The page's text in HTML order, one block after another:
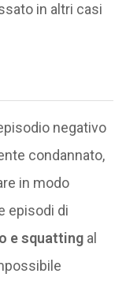
in altri casi
negativo
condannato,
in modo
episodi di
e squattingal